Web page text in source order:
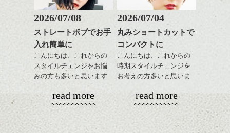
整のストレートパーマで
髪質改善すると
おすすめです。
いつものスタイリングが
ドライした後オイルやワ
ックスをなじませるだけ
に。
これからのスタイルチェ
ンジの事、髪質に合った
お手入れ方法等、
是非なんでもご相談して
これからのスタイルチェ
ンジ、似合うカラーリン
グの事やお手入れ方法な
是非なんでもご相談して
下さいね。
シバタ
ベージュ系等の肌を綺麗
に見せる効果のあるカラ
ーリングをプラスして透
明感を表現すると
更に雰囲気が出やすくな
って毎日のお手入れも簡
単になりますよ。
さり気ない程度にハイラ
イトをいれるのもおすす
スタイリング方法は全体
をドライした後、
ワックスとオイルを混ぜ
ながらもみこみ、なじま
せます。
質感をかるくととのえな
のも良い感じです。
これからのスタイルチェ
ンジ、似合うカラーリン
2026/07/08
ストレートボブでお手
入れ簡単に
こんにちは、これからの
スタイルチェンジをお悩
みの方も多いと思います
やっぱりボブでお手入れ
しやすいスタイルだと毎
日のスタイリングも簡単
で良いですよ。
read more
2026/07/04
丸みショートカットで
コンパクトに
こんにちは、これからの
時期スタイルチェンジを
お考えの方多いと思いま
コンパクトなフォルムが
全体のバランスを良く見
せてくれる効果もあり、
read more